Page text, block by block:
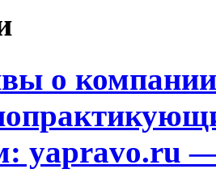
о
yapravo.ru